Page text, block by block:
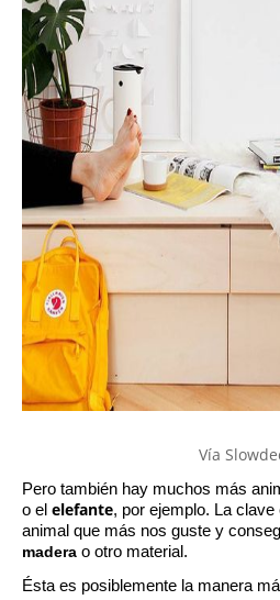
Vía
Pero también hay muchos más
o el elefante, por ejemplo. La clave
animal que más nos guste y
madera o otro material.
Ésta es posiblemente la manera